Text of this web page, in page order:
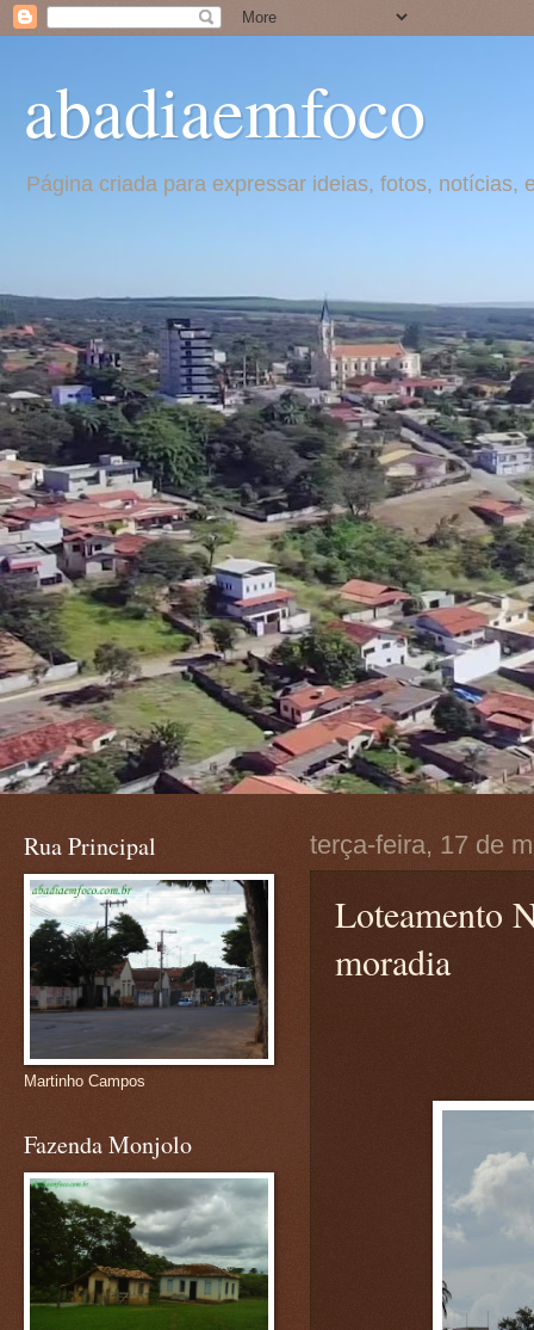
abadiaemfoco
Página criada para expressar ideias, fotos,
terça-feira, 17 de
Loteamento
moradia
Rua Principal
Martinho Campos
Fazenda Monjolo